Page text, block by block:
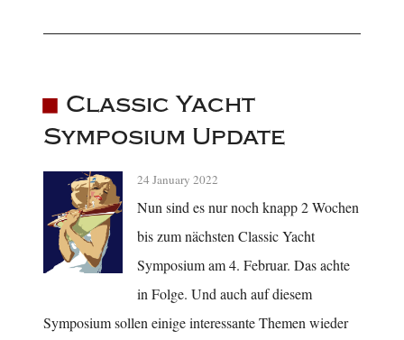
Classic Yacht
Symposium Update
24 January 2022
Nun sind es nur noch knapp 2 Wochen
bis zum nächsten Classic Yacht
Symposium am 4. Februar. Das achte
in Folge. Und auch auf diesem
Symposium sollen einige interessante Themen wieder